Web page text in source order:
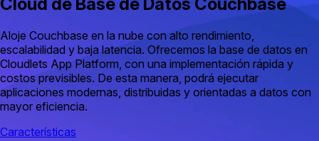
Cloud de Base de Datos Couchbase
Aloje Couchbase en la nube con alto rendimiento,
escalabilidad y baja latencia. Ofrecemos la base de datos en
Cloudlets App Platform, con una implementación rápida y
costos previsibles. De esta manera, podrá ejecutar
aplicaciones modernas, distribuidas y orientadas a datos con
mayor eficiencia.
Características